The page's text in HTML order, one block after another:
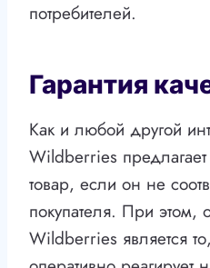
потребителей.
Гарантия
Как и любой другой
Wildberries
товар, если он не
покупателя. При этом,
Wildberries является